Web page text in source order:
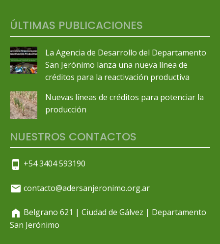
ÚLTIMAS PUBLICACIONES
La Agencia de Desarrollo del Departamento
San Jerónimo lanza una nueva línea de
créditos para la reactivación productiva
Nuevas líneas de créditos para potenciar la
producción
NUESTROS CONTACTOS
+54 3404 593190
contacto@adersanjeronimo.org.ar
Belgrano 621 | Ciudad de Gálvez | Departamento
San Jerónimo